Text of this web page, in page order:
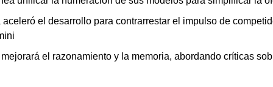
aceleró el desarrollo para contrarrestar el impulso de
mejorará el razonamiento y la memoria, abordando críticas